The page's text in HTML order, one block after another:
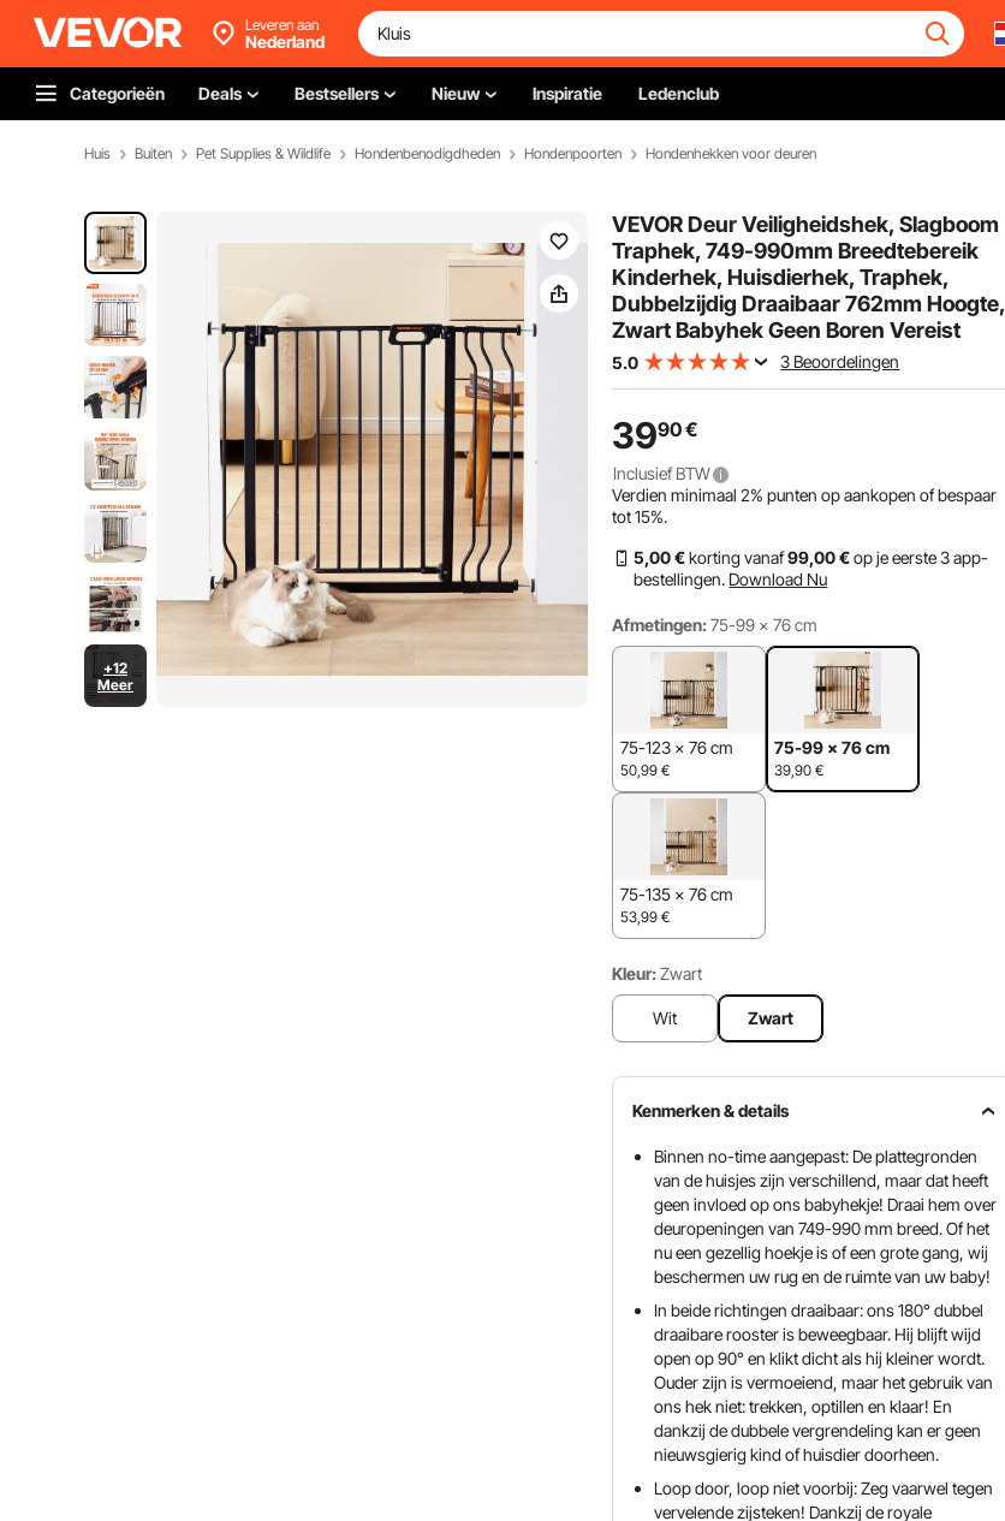
Leveren aan
Nederland
Categorieën Deals Bestsellers Nieuw Inspiratie Ledenclub
Huis Buiten Pet Supplies & Wildlife Hondenbenodigdheden Hondenpoorten Hondenhekken voor deuren
+12
Meer
VEVOR Deur Veiligheidshek, Slagboom
Traphek, 749-990mm Breedtebereik
Kinderhek, Huisdierhek, Traphek,
Dubbelzijdig Draaibaar 762mm Hoogte,
Zwart Babyhek Geen Boren Vereist
5.0 3 Beoordelingen
3990€
Inclusief BTW
Verdien minimaal2% punten op aankopen of bespaar
tot15%.
5,00 €korting vanaf99,00 €op je eerste 3 app-
bestellingen. Download Nu
Afmetingen: 75-99 × 76 cm
75-123 × 76 cm
50,99 €
75-99 × 76 cm
39,90 €
75-135 × 76 cm
53,99 €
Kleur: Zwart
Wit Zwart
Kenmerken & details
Binnen no-time aangepast: De plattegronden
van de huisjes zijn verschillend, maar dat heeft
geen invloed op ons babyhekje! Draai hem over
deuropeningen van 749-990 mm breed. Of het
nu een gezellig hoekje is of een grote gang, wij
beschermen uw rug en de ruimte van uw baby!
In beide richtingen draaibaar: ons 180° dubbel
draaibare rooster is beweegbaar. Hij blijft wijd
open op 90° en klikt dicht als hij kleiner wordt.
Ouder zijn is vermoeiend, maar het gebruik van
ons hek niet: trekken, optillen en klaar! En
dankzij de dubbele vergrendeling kan er geen
nieuwsgierig kind of huisdier doorheen.
Loop door, loop niet voorbij: Zeg vaarwel tegen
vervelende zijsteken! Dankzij de royale